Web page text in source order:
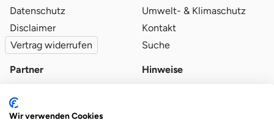
Datenschutz
Disclaimer
Vertrag widerrufen
Umwelt- & Klimaschutz
Kontakt
Suche
Partner
Qualitätsvoraussetzungen
Partner-Login
Hinweise
Wir verwenden Cookies